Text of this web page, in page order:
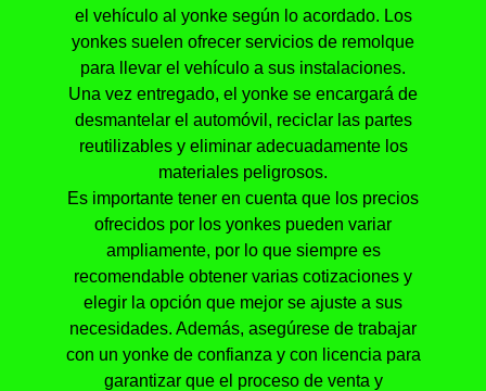
el vehículo al yonke según lo acordado. Los
yonkes suelen ofrecer servicios de remolque
para llevar el vehículo a sus instalaciones.
Una vez entregado, el yonke se encargará de
desmantelar el automóvil, reciclar las partes
reutilizables y eliminar adecuadamente los
materiales peligrosos.
Es importante tener en cuenta que los precios
ofrecidos por los yonkes pueden variar
ampliamente, por lo que siempre es
recomendable obtener varias cotizaciones y
elegir la opción que mejor se ajuste a sus
necesidades. Además, asegúrese de trabajar
con un yonke de confianza y con licencia para
garantizar que el proceso de venta y